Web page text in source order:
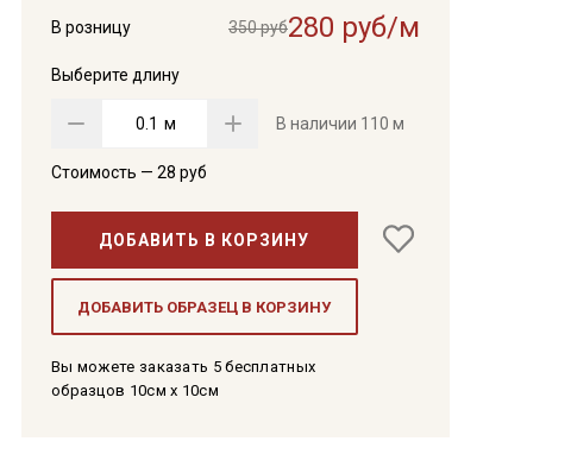
В розницу 350 руб280 руб/м
Выберите длину
м В наличии 110 м
Стоимость — 28 руб
ДОБАВИТЬ В КОРЗИНУ
ДОБАВИТЬ ОБРАЗЕЦ В КОРЗИНУ
Вы можете заказать 5 бесплатных
образцов 10см x 10см